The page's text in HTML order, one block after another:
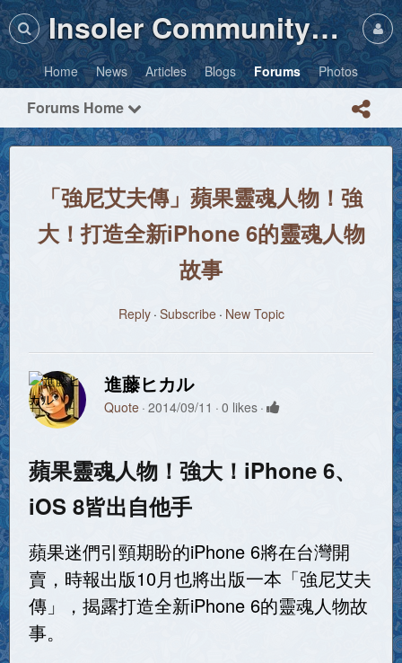
Insoler Community・Photos
Home News Articles Blogs Forums Photos
Forums Home
「強尼艾夫傳」蘋果靈魂人物！強
大！打造全新iPhone 6的靈魂人物
故事
Reply Subscribe New Topic
進藤ヒカル
Quote 2014/09/11 0 likes
蘋果靈魂人物！強大！iPhone 6、
iOS 8皆出自他手
蘋果迷們引頸期盼的iPhone 6將在台灣開
賣，時報出版10月也將出版一本「強尼艾夫
傳」，揭露打造全新iPhone 6的靈魂人物故
事。